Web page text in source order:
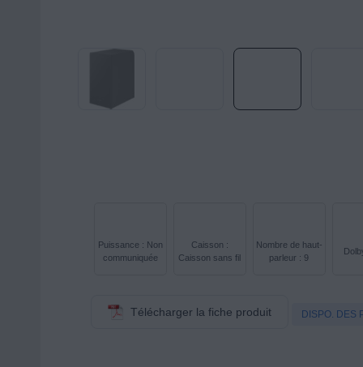
Puissance : Non
communiquée
Caisson :
Caisson sans fil
Nombre de haut-
parleur : 9
Télécharger la fiche produit DISPO. DES